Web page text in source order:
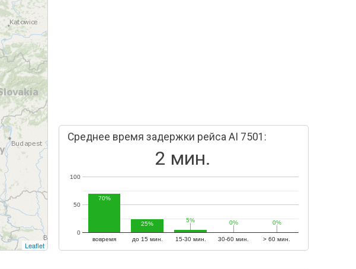
Leaflet
Среднее время задержки рейса AI 7501:
2 мин.
вовремя до 15 мин. 15-30 мин. 30-60 мин. > 60 мин.
0
50
100
70%
25%
5%
5% 0%
0% 0%
0%